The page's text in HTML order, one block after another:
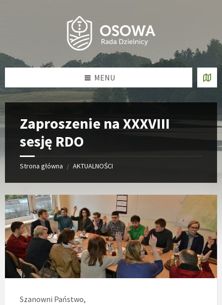
MENU
Zaproszenie na XXXVIII
sesję RDO
Strona główna / AKTUALNOŚCI
Szanowni Państwo,